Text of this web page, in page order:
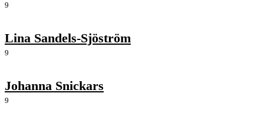
9
Lina Sandels-Sjöström
9
Johanna Snickars
9